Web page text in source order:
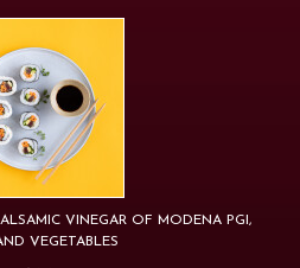
VINEGAR OF MODENA PGI,
VEGETABLES